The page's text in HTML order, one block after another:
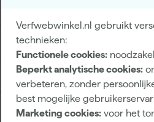
Verfwebwinkel.nl gebruikt
technieken:
Functionele cookies:
Beperkt analytische cookies:
verbeteren, zonder
best mogelijke
Marketing cookies: voor het